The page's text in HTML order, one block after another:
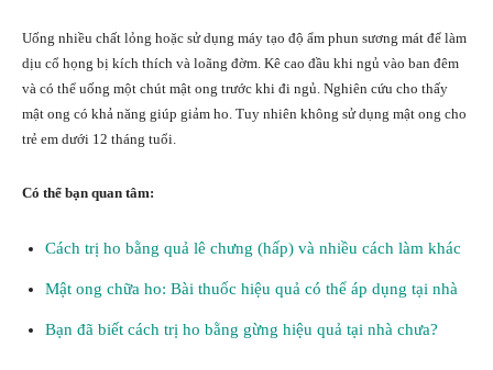
Uống nhiều chất lỏng hoặc sử dụng máy tạo độ ẩm phun sương mát để làm
dịu cổ họng bị kích thích và loãng đờm. Kê cao đầu khi ngủ vào ban đêm
và có thể uống một chút mật ong trước khi đi ngủ. Nghiên cứu cho thấy
mật ong có khả năng giúp giảm ho. Tuy nhiên không sử dụng mật ong cho
trẻ em dưới 12 tháng tuổi.
Có thể bạn quan tâm:
Cách trị ho bằng quả lê chưng (hấp) và nhiều cách làm khác
Mật ong chữa ho: Bài thuốc hiệu quả có thể áp dụng tại nhà
Bạn đã biết cách trị ho bằng gừng hiệu quả tại nhà chưa?